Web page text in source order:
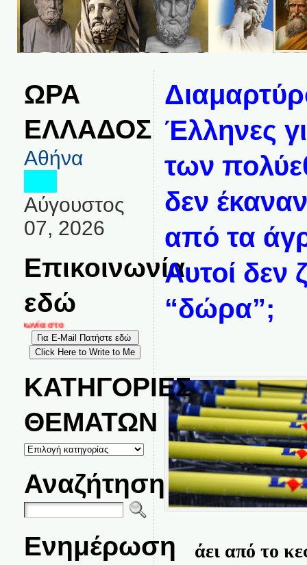
ΩΡΑ
ΕΛΛΑΔΟΣ
Αθήνα
Αύγουστος
07, 2026
Επικοινωνία
εδώ
στο
ΚΑΤΗΓΟΡΙΕΣ
ΘΕΜΑΤΩΝ
ΚΑΤΗΓΟΡΙΕΣ
ΘΕΜΑΤΩΝ
Αναζήτηση
Ενημέρωση
Έλληνες
των
δεν
από τα
Αυτοί δεν
“δώρα”;
άει από το